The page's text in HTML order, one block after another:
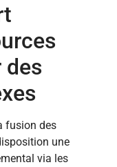
des
fusion des
une
via les